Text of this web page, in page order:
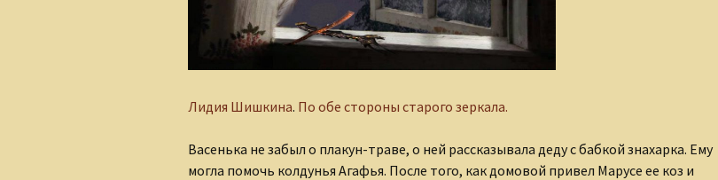
Виктор Деобальд
Лидия Шишкина. По обе стороны старого зеркала.
Васенька не забыл о плакун-траве, о ней рассказывала деду с бабкой знахарка. Ему
могла помочь колдунья Агафья. После того, как домовой привел Марусе ее коз и